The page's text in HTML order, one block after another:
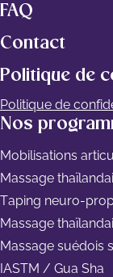
Nos
Mobilisations
Massage
Taping neuro-
Massage
Massage suédois
IASTM / Gua Sha
FAQ
Contact
Politique de
Politique de